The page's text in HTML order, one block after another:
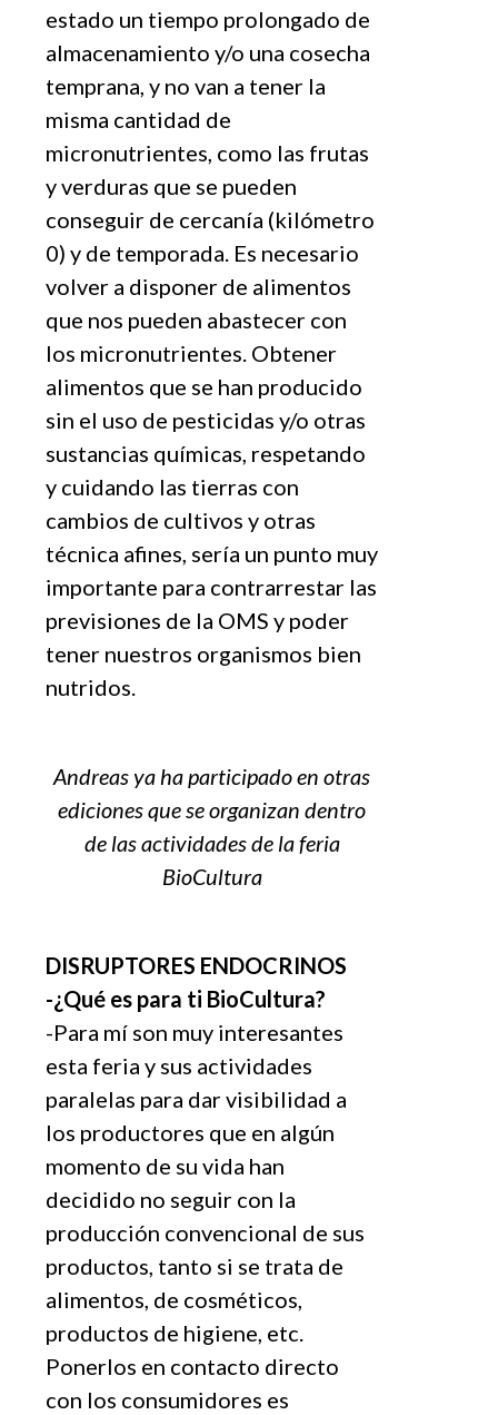
estado un tiempo prolongado de
almacenamiento y/o una cosecha
temprana, y no van a tener la
misma cantidad de
micronutrientes, como las frutas
y verduras que se pueden
conseguir de cercanía (kilómetro
0) y de temporada. Es necesario
volver a disponer de alimentos
que nos pueden abastecer con
los micronutrientes. Obtener
alimentos que se han producido
sin el uso de pesticidas y/o otras
sustancias químicas, respetando
y cuidando las tierras con
cambios de cultivos y otras
técnica afines, sería un punto muy
importante para contrarrestar las
previsiones de la OMS y poder
tener nuestros organismos bien
nutridos.
Andreas ya ha participado en otras
ediciones que se organizan dentro
de las actividades de la feria
BioCultura
DISRUPTORES ENDOCRINOS
-¿Qué es para ti BioCultura?
-Para mí son muy interesantes
esta feria y sus actividades
paralelas para dar visibilidad a
los productores que en algún
momento de su vida han
decidido no seguir con la
producción convencional de sus
productos, tanto si se trata de
alimentos, de cosméticos,
productos de higiene, etc.
Ponerlos en contacto directo
con los consumidores es